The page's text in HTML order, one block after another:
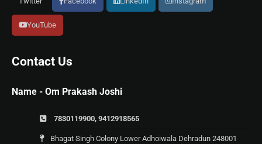
YouTube
Contact Us
Name - Om Prakash Joshi
7830119900, 9412918565
Bhagat Singh Colony Lower Adhoiwala Dehradun 248001